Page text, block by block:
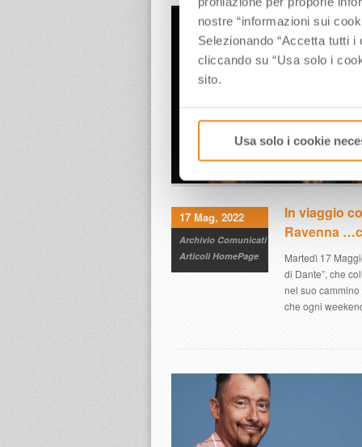
nostre “informazioni sui
Selezionando “Accetta tutti
cliccando su “Usa solo i
sito.
Usa solo i cookie
In viaggio
Ravenna
Martedì 17
di Dante”, che
nel suo
che ogni
17 Mag, 2022
Archivio Comunicati
Articoli HomePage